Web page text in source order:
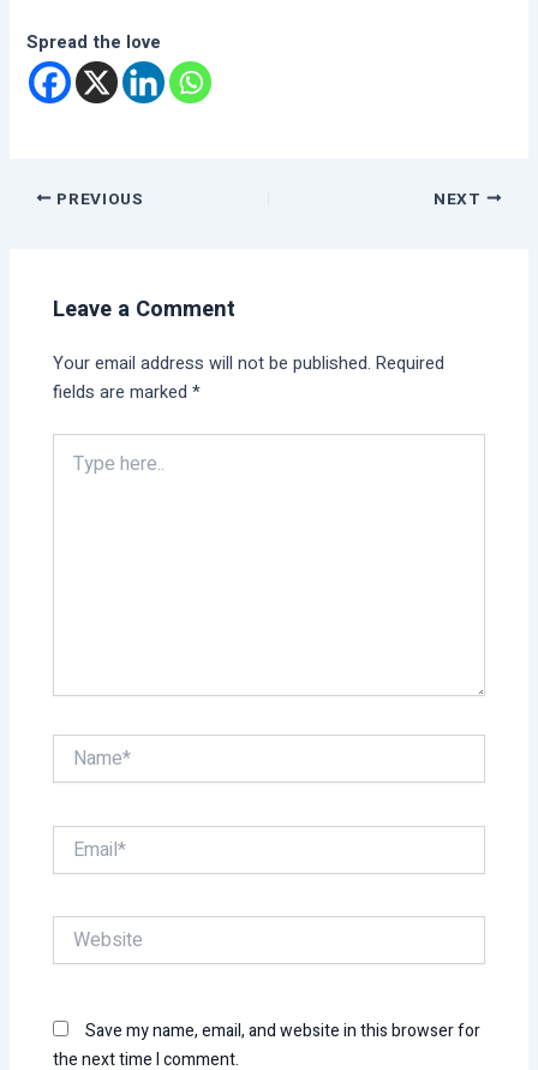
Spread the love
PREVIOUS NEXT
Leave a Comment
Your email address will not be published. Required
fields are marked*
here..
Name*
Email*
Website
Save my name, email, and website in this browser for
the next time I comment.